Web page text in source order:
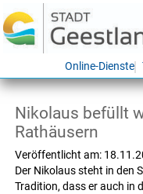
Online-Dienste
Nikolaus befüllt
Rathäusern
Veröffentlicht am:
Der Nikolaus steht in den
Tradition, dass er auch in